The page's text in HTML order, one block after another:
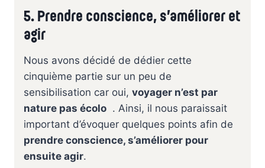
5. Prendre conscience, s’améliorer et
agir
Nous avons décidé de dédier cette
cinquième partie sur un peu de
sensibilisation car oui, voyager n’est par
nature pas écolo . Ainsi, il nous paraissait
important d’évoquer quelques points afin de
prendre conscience, s’améliorer pour
ensuite agir.